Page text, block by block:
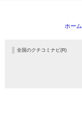
ホーム
全国のクチコミナビ(R)